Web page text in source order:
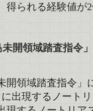
得られる経験値が
開領域踏査指令
開領域踏査指令」
に出現するノート